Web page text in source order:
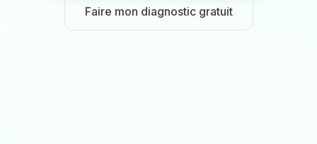
Faire mon diagnostic gratuit